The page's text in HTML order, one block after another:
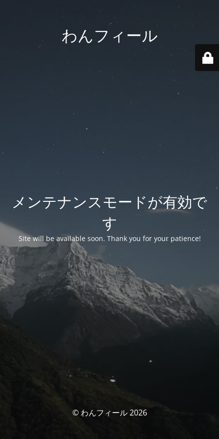
わんフィール
メンテナンスモードが有効で
す
Site will be available soon. Thank you for your patience!
© わんフィール 2026